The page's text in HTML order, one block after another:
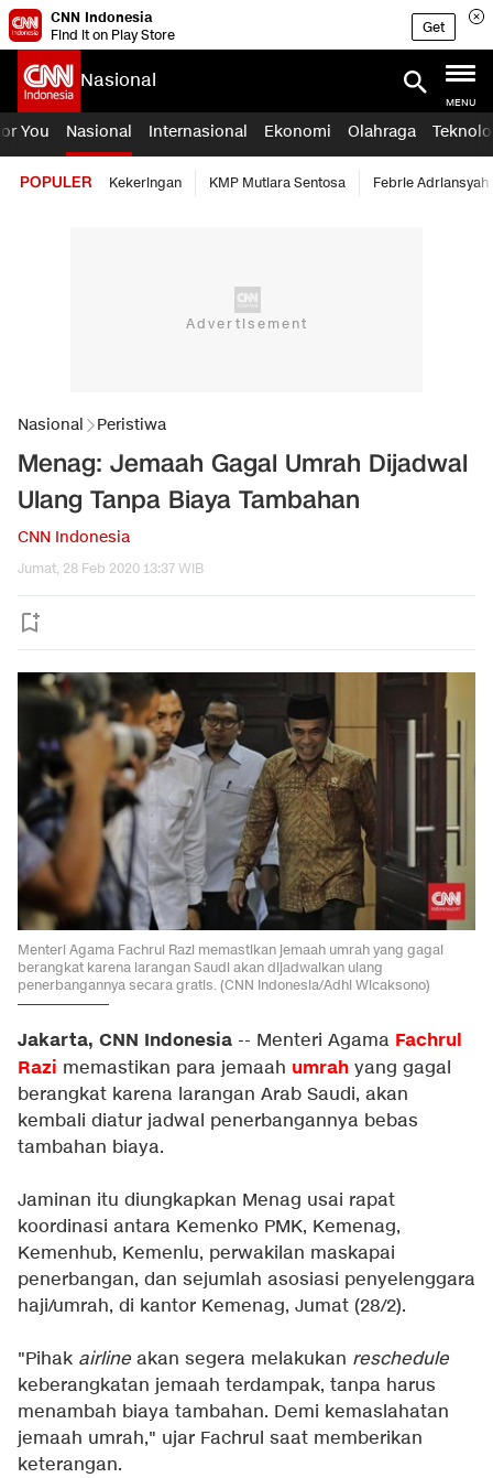
CNN Indonesia
Find it on Play Store
Get
Nasional
MENU
You Nasional Internasional Ekonomi Olahraga
POPULER Kekeringan KMP Mutiara Sentosa Febrie Adriansyah
Nasional Peristiwa
Menag: Jemaah Gagal Umrah Dijadwal
Ulang Tanpa Biaya Tambahan
CNN Indonesia
Jumat, 28 Feb 2020 13:37 WIB
Menteri Agama Fachrul Razi memastikan jemaah umrah yang gagal
berangkat karena larangan Saudi akan dijadwalkan ulang
penerbangannya secara gratis. (CNN Indonesia/Adhi Wicaksono)
Jakarta, CNN Indonesia -- Menteri Agama Fachrul
Razi memastikan para jemaah umrah yang gagal
berangkat karena larangan Arab Saudi, akan
kembali diatur jadwal penerbangannya bebas
tambahan biaya.
Jaminan itu diungkapkan Menag usai rapat
koordinasi antara Kemenko PMK, Kemenag,
Kemenhub, Kemenlu, perwakilan maskapai
penerbangan, dan sejumlah asosiasi penyelenggara
haji/umrah, di kantor Kemenag, Jumat (28/2).
"Pihak airline akan segera melakukan reschedule
keberangkatan jemaah terdampak, tanpa harus
menambah biaya tambahan. Demi kemaslahatan
jemaah umrah," ujar Fachrul saat memberikan
keterangan.